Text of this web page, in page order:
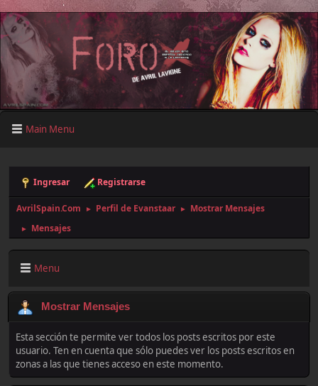
Main Menu
Ingresar Registrarse
AvrilSpain.Com ► Perfil de Evanstaar ► Mostrar Mensajes
► Mensajes
Menu
Mostrar Mensajes
Esta sección te permite ver todos los posts escritos por este
usuario. Ten en cuenta que sólo puedes ver los posts escritos en
zonas a las que tienes acceso en este momento.